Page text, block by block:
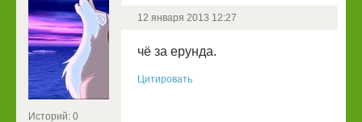
Историй: 0
12 января 2013 12:27
чё за ерунда.
Цитировать